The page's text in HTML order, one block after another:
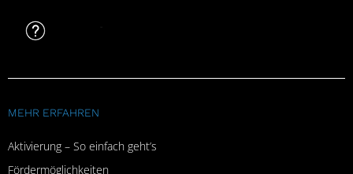
MEHR ERFAHREN
Aktivierung – So einfach geht’s
Fördermöglichkeiten